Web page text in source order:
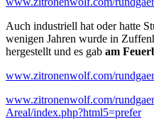
Auch industriell hat oder hatte
wenigen Jahren wurde in
hergestellt und es gab am
www.zitronenwolf.com/
www.zitronenwolf.com/
Areal/index.php?html5=prefer